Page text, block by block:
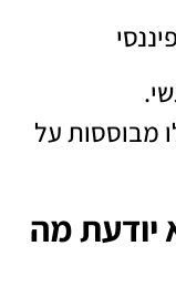
מבוססות על
יודעת מה